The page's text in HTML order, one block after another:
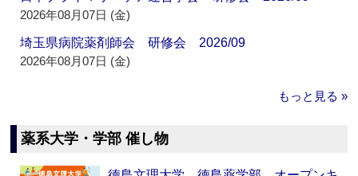
2026年08月07日 (金)
埼玉県病院薬剤師会 研修会 2026/09
2026年08月07日 (金)
もっと見る »
薬系大学・学部 催し物